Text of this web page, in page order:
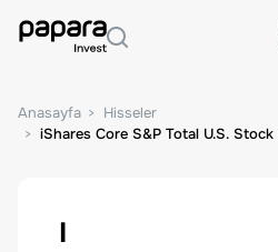
Anasayfa
Hisseler
iShares Core S&P Total U.S.
I